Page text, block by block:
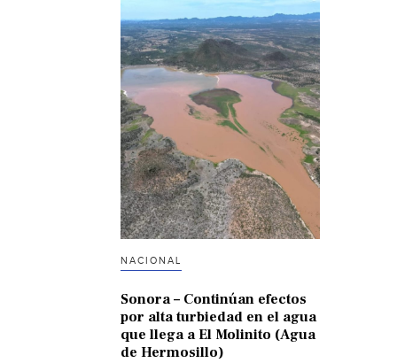
NACIONAL
Sonora – Continúan efectos
por alta turbiedad en el agua
que llega a El Molinito (Agua
de Hermosillo)